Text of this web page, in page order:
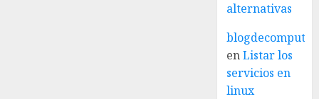
alternativas
enListar los
servicios en
linux